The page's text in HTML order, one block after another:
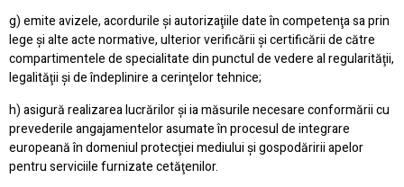
g) emite avizele, acordurile şi autorizaţiile date în competenţa sa prin
lege şi alte acte normative, ulterior verificării şi certificării de către
compartimentele de specialitate din punctul de vedere al regularităţii,
legalităţii şi de îndeplinire a cerinţelor tehnice;
h) asigură realizarea lucrărilor şi ia măsurile necesare conformării cu
prevederile angajamentelor asumate în procesul de integrare
europeană în domeniul protecţiei mediului şi gospodăririi apelor
pentru serviciile furnizate cetăţenilor.